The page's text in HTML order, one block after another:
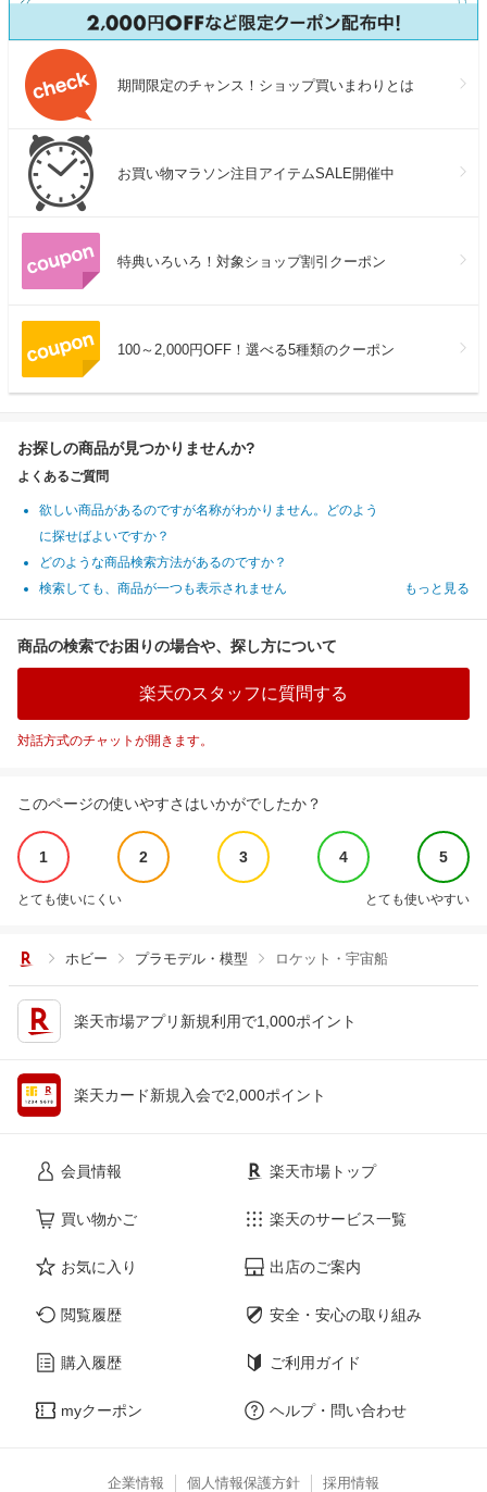
期間限定のチャンス！ショップ買いまわりとは
お買い物マラソン注目アイテムSALE開催中
特典いろいろ！対象ショップ割引クーポン
100～2,000円OFF！選べる5種類のクーポン
お探しの商品が見つかりませんか?
よくあるご質問
欲しい商品があるのですが名称がわかりません。どのよう
に探せばよいですか？
どのような商品検索方法があるのですか？
検索しても、商品が一つも表示されません
もっと見る
商品の検索でお困りの場合や、探し方について
楽天のスタッフに質問する
対話方式のチャットが開きます。
このページの使いやすさはいかがでしたか？
1 2 3 4 5
とても使いにくい とても使いやすい
ホビー プラモデル・模型 ロケット・宇宙船
楽天市場アプリ新規利用で1,000ポイント
楽天カード新規入会で2,000ポイント
会員情報
買い物かご
お気に入り
閲覧履歴
購入履歴
myクーポン
楽天市場トップ
楽天のサービス一覧
出店のご案内
安全・安心の取り組み
ご利用ガイド
ヘルプ・問い合わせ
企業情報 個人情報保護方針 採用情報